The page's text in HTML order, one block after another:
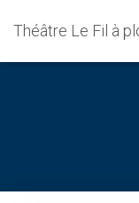
Théâtre Le Fil à